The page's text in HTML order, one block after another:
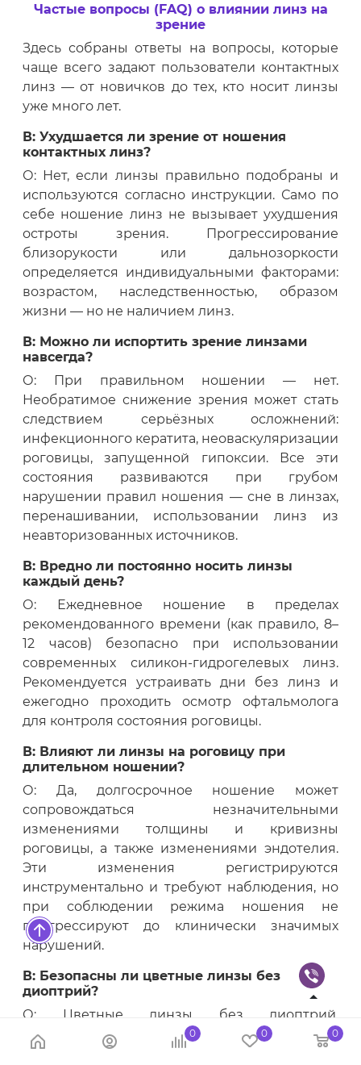
Частые вопросы (FAQ) о влиянии линз на
зрение
Здесь собраны ответы на вопросы, которые
чаще всего задают пользователи контактных
линз — от новичков до тех, кто носит линзы
уже много лет.
В: Ухудшается ли зрение от ношения
контактных линз?
О: Нет, если линзы правильно подобраны и
используются согласно инструкции. Само по
себе ношение линз не вызывает ухудшения
остроты зрения. Прогрессирование
близорукости или дальнозоркости
определяется индивидуальными факторами:
возрастом, наследственностью, образом
жизни — но не наличием линз.
В: Можно ли испортить зрение линзами
навсегда?
О: При правильном ношении — нет.
Необратимое снижение зрения может стать
следствием серьёзных осложнений:
инфекционного кератита, неоваскуляризации
роговицы, запущенной гипоксии. Все эти
состояния развиваются при грубом
нарушении правил ношения — сне в линзах,
перенашивании, использовании линз из
неавторизованных источников.
В: Вредно ли постоянно носить линзы
каждый день?
О: Ежедневное ношение в пределах
рекомендованного времени (как правило, 8–
12 часов) безопасно при использовании
современных силикон-гидрогелевых линз.
Рекомендуется устраивать дни без линз и
ежегодно проходить осмотр офтальмолога
для контроля состояния роговицы.
В: Влияют ли линзы на роговицу при
длительном ношении?
О: Да, долгосрочное ношение может
сопровождаться незначительными
изменениями толщины и кривизны
роговицы, а также изменениями эндотелия.
Эти изменения регистрируются
инструментально и требуют наблюдения, но
при соблюдении режима ношения не
прогрессируют до клинически значимых
нарушений.
В: Безопасны ли цветные линзы без
диоптрий?
О: Цветные линзы без диоптрий,
произведённые сертифицированным
производителем и подобранные по рецепту,
0 0 0